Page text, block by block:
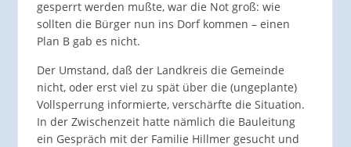
gesperrt werden mußte, war die Not groß: wie
sollten die Bürger nun ins Dorf kommen – einen
Plan B gab es nicht.
Der Umstand, daß der Landkreis die Gemeinde
nicht, oder erst viel zu spät über die (ungeplante)
Vollsperrung informierte, verschärfte die Situation.
In der Zwischenzeit hatte nämlich die Bauleitung
ein Gespräch mit der Familie Hillmer gesucht und